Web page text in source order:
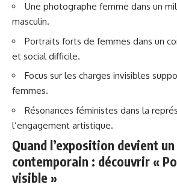
Une photographe femme dans un
masculin.
Portraits forts de femmes dans un
et social difficile.
Focus sur les charges invisibles
femmes.
Résonances féministes dans la
l’engagement artistique.
Quand l’exposition devient
contemporain : découvrir «
visible »